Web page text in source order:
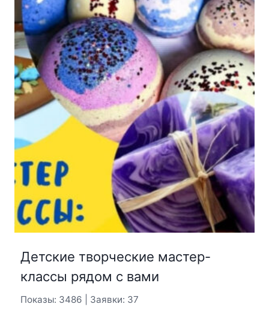
Детские творческие мастер-
классы рядом с вами
Показы: 3486 | Заявки: 37